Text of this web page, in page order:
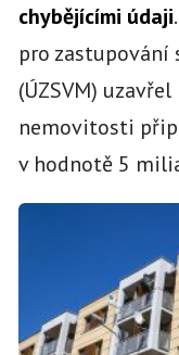
chybějícími údaji
pro zastupování
(ÚZSVM)
nemovitosti
v hodnotě 5